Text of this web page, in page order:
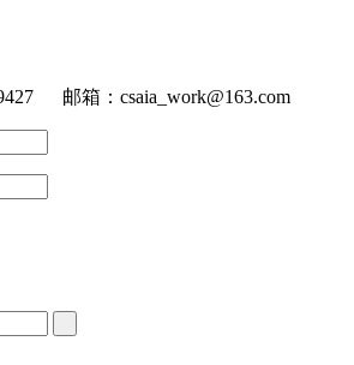
邮箱：csaia_work@163.com